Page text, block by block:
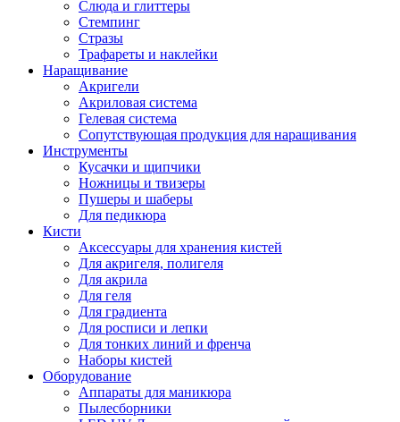
Слюда и глиттеры
Стемпинг
Стразы
Трафареты и наклейки
Наращивание
Акригели
Акриловая система
Гелевая система
Сопутствующая продукция для наращивания
Инструменты
Кусачки и щипчики
Ножницы и твизеры
Пушеры и шаберы
Для педикюра
Кисти
Аксессуары для хранения кистей
Для акригеля, полигеля
Для акрила
Для геля
Для градиента
Для росписи и лепки
Для тонких линий и френча
Наборы кистей
Оборудование
Аппараты для маникюра
Пылесборники